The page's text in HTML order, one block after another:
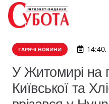
ГАРЯЧІ НОВИНИ
У Житомирі на
Київської та